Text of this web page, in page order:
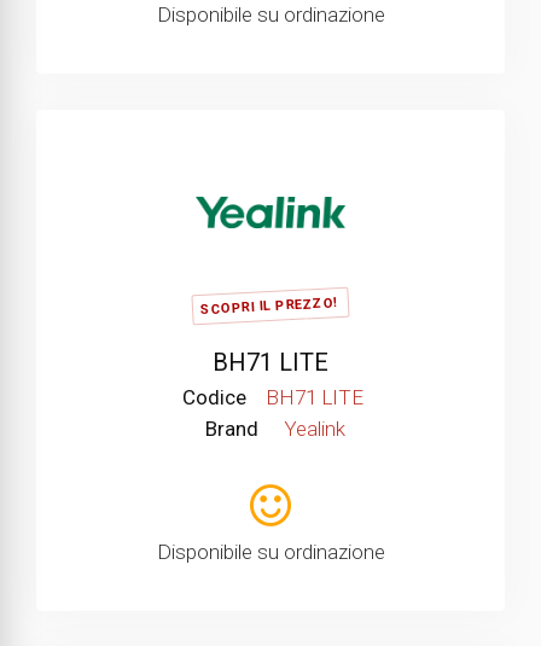
Disponibile su ordinazione
SCOPRI IL PREZZO!
BH71 LITE
Codice
BH71 LITE
Brand
Yealink
Disponibile su ordinazione